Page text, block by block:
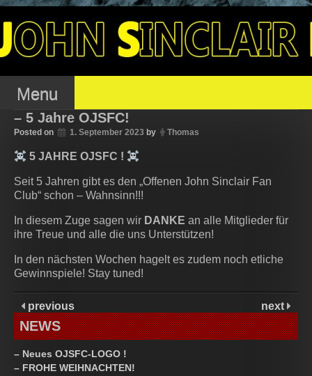
to
content OJSFC – OFFENER
JOHN SINCLAIR FAN
CLUB
Menu
– 5 Jahre OJSFC!
Posted on 1. September 2023 by Thomas
5 JAHRE OJSFC !
Seit 5 Jahren gibt es den „Offenen John Sinclair Fan
Club“ schon – Wahnsinn!!!
In diesem Zuge sagen wir DANKE an alle Mitglieder für
ihre Treue und alle die uns Unterstützen!
In den nächsten Wochen hagelt es zudem noch etliche
Gewinnspiele! Stay tuned!
previous next
NEWS
– Neues OJSFC-LOGO !
– FROHE WEIHNACHTEN!